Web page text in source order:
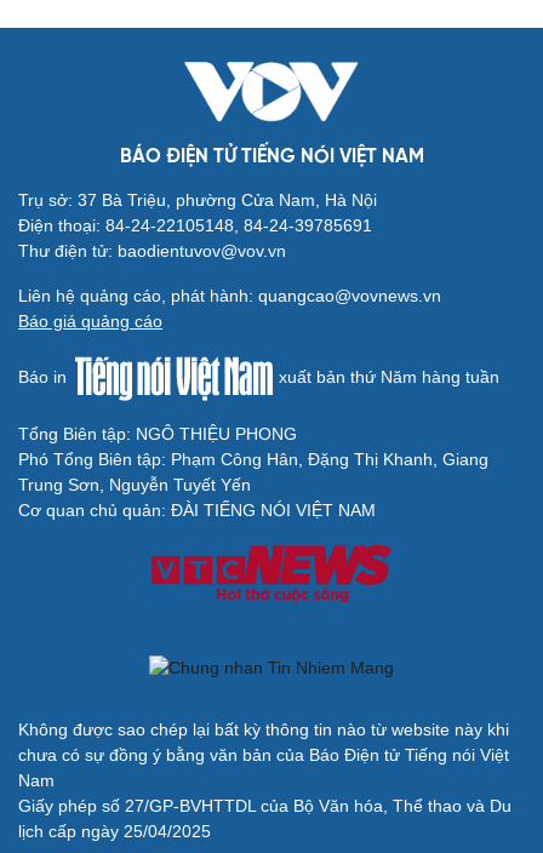
BÁO ĐIỆN TỬ TIẾNG NÓI VIỆT NAM
Trụ sở: 37 Bà Triệu, phường Cửa Nam, Hà Nội
Điện thoại: 84-24-22105148, 84-24-39785691
Thư điện tử: baodientuvov@vov.vn
Liên hệ quảng cáo, phát hành: quangcao@vovnews.vn
Báo giá quảng cáo
Báo in xuất bản thứ Năm hàng tuần
Tổng Biên tập: NGÔ THIỆU PHONG
Phó Tổng Biên tập: Phạm Công Hân, Đặng Thị Khanh, Giang
Trung Sơn, Nguyễn Tuyết Yến
Cơ quan chủ quản: ĐÀI TIẾNG NÓI VIỆT NAM
Không được sao chép lại bất kỳ thông tin nào từ website này khi
chưa có sự đồng ý bằng văn bản của Báo Điện tử Tiếng nói Việt
Nam
Giấy phép số 27/GP-BVHTTDL của Bộ Văn hóa, Thể thao và Du
lịch cấp ngày 25/04/2025